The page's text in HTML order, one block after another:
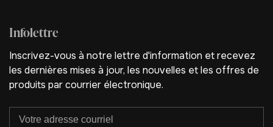
Infolettre
Inscrivez-vous à notre lettre d'information et recevez
les dernières mises à jour, les nouvelles et les offres de
produits par courrier électronique.